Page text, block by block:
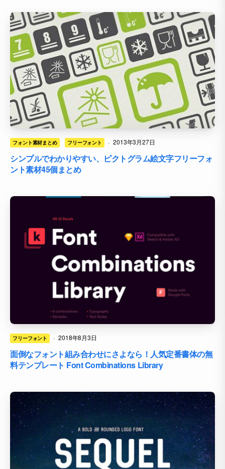
フォント素材まとめ フリーフォント · 2013年3月27日
シンプルでわかりやすい、ピクトグラム絵文字フリーフォ
ント素材45個まとめ
フリーフォント · 2018年8月3日
面倒なフォント組み合わせにさよなら！人気定番書体の無
料テンプレート Font Combinations Library